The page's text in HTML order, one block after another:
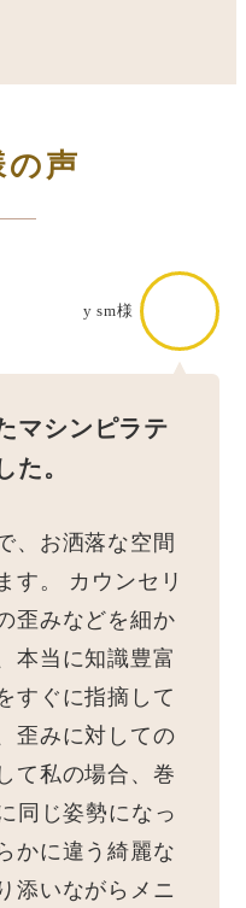
の声
y sm様
マシンピラテ
た。
、お洒落な空間
す。 カウンセリ
歪みなどを細か
本当に知識豊富
すぐに指摘して
歪みに対しての
て私の場合、巻
同じ姿勢になっ
かに違う綺麗な
添いながらメニ